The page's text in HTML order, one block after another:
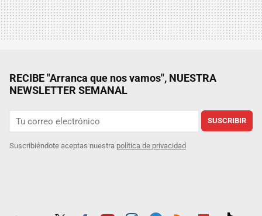
RECIBE "Arranca que nos vamos", NUESTRA
NEWSLETTER SEMANAL
SUSCRIBIR
Suscribiéndote aceptas nuestra política de privacidad